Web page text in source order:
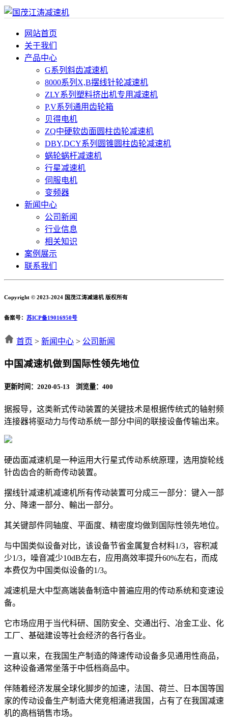
网站首页
关于我们
产品中心
G系列斜齿减速机
8000系列X,B摆线针轮减速机
ZLY系列塑料挤出机专用减速机
P,V系列通用齿轮箱
贝得电机
ZQ中硬软齿面圆柱齿轮减速机
DBY,DCY系列圆锥圆柱齿轮减速机
蜗轮蜗杆减速机
行星减速机
伺服电机
变频器
新闻中心
公司新闻
行业信息
相关知识
案例展示
联系我们
Copyright © 2023-2024 国茂江涛减速机 版权所有
备案号： 苏ICP备19016950号
首页 > 新闻中心 > 公司新闻
中国减速机做到国际性领先地位
更新时间：2020-05-13 浏览量： 400
据报导，这类新式传动装置的关键技术是根据传统式的轴射频
连接器将驱动力与传动系统一部分中间的联接设备传输出来。
硬齿面减速机是一种运用大行星式传动系统原理，选用旋轮线
针齿齿合的新奇传动装置。
摆线针减速机减速机所有传动装置可分成三一部分：键入一部
分、降速一部分、輸出一部分。
其关键部件同轴度、平面度、精密度均做到国际性领先地位。
与中国类似设备对比，该设备节省金属复合材料1/3，容积减
少1/3，噪音减少10dB左右，应用高效率提升60%左右，而成
本费仅为中国类似设备的1/3。
减速机是大中型高端装备制造中普遍应用的传动系统和变速设
备。
它市场应用于当代科研、国防安全、交通出行、冶金工业、化
工厂、基础建设等社会经济的各行各业。
一直以来，在我国生产制造的降速传动设备多见通用性商品，
这种设备通常坐落于中低档商品中。
伴随着经济发展全球化脚步的加速，法国、荷兰、日本国等国
家的传动设备生产制造大佬竞相涌进我国，占有了在我国减速
机的高档销售市场。